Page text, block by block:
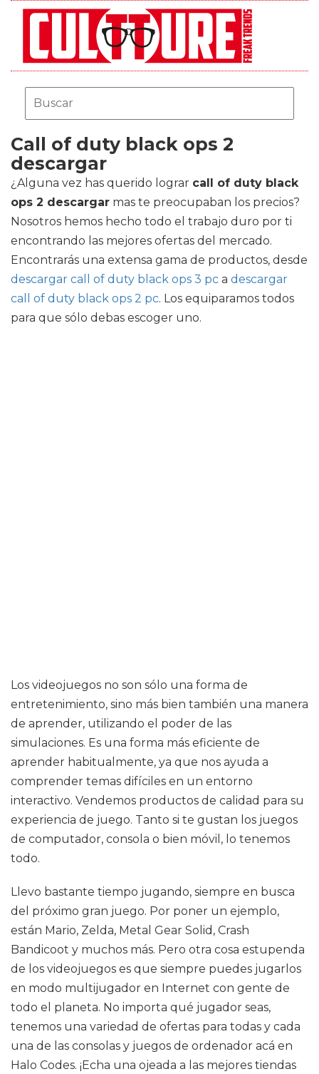
Call of duty black ops 2
descargar
¿Alguna vez has querido lograr call of duty black
ops 2 descargar mas te preocupaban los precios?
Nosotros hemos hecho todo el trabajo duro por ti
encontrando las mejores ofertas del mercado.
Encontrarás una extensa gama de productos, desde
descargar call of duty black ops 3 pc a descargar
call of duty black ops 2 pc. Los equiparamos todos
para que sólo debas escoger uno.
Los videojuegos no son sólo una forma de
entretenimiento, sino más bien también una manera
de aprender, utilizando el poder de las
simulaciones. Es una forma más eficiente de
aprender habitualmente, ya que nos ayuda a
comprender temas difíciles en un entorno
interactivo. Vendemos productos de calidad para su
experiencia de juego. Tanto si te gustan los juegos
de computador, consola o bien móvil, lo tenemos
todo.
Llevo bastante tiempo jugando, siempre en busca
del próximo gran juego. Por poner un ejemplo,
están Mario, Zelda, Metal Gear Solid, Crash
Bandicoot y muchos más. Pero otra cosa estupenda
de los videojuegos es que siempre puedes jugarlos
en modo multijugador en Internet con gente de
todo el planeta. No importa qué jugador seas,
tenemos una variedad de ofertas para todas y cada
una de las consolas y juegos de ordenador acá en
Halo Codes. ¡Echa una ojeada a las mejores tiendas